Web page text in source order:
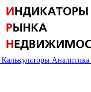
Калькуляторы Аналитика